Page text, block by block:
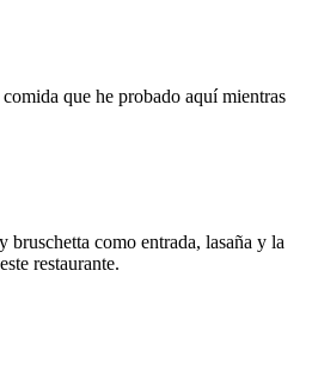
que he probado aquí mientras
como entrada, lasaña y la
restaurante.